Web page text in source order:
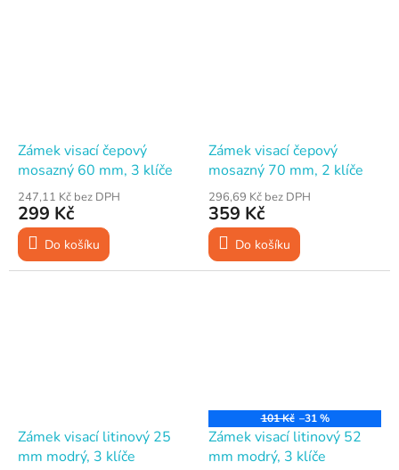
Zámek visací čepový
mosazný 60 mm, 3 klíče
247,11 Kč bez DPH
299 Kč
Do košíku
Zámek visací čepový
mosazný 70 mm, 2 klíče
296,69 Kč bez DPH
359 Kč
Do košíku
Zámek visací litinový 25
mm modrý, 3 klíče
101 Kč –31 %
Zámek visací litinový 52
mm modrý, 3 klíče